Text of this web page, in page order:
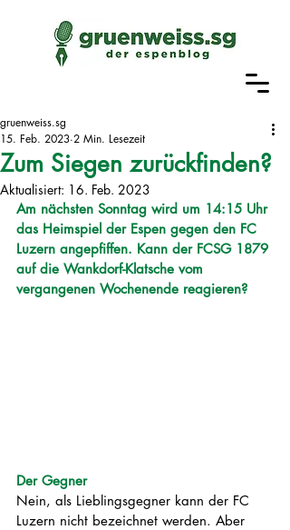
Zum Siegen zurückfinden?
gruenweiss.sg
15. Feb. 2023 2 Min. Lesezeit
Aktualisiert: 16. Feb. 2023
Am nächsten Sonntag wird um 14:15 Uhr
das Heimspiel der Espen gegen den FC
Luzern angepfiffen. Kann der FCSG 1879
auf die Wankdorf-Klatsche vom
vergangenen Wochenende reagieren?
Der Gegner
Nein, als Lieblingsgegner kann der FC
Luzern nicht bezeichnet werden. Aber